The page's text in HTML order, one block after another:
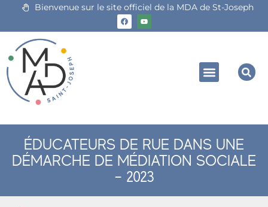
Bienvenue sur le site officiel de la MDA de St-Joseph
ÉDUCATEURS DE RUE DANS UNE
DÉMARCHE DE MÉDIATION SOCIALE
– 2023